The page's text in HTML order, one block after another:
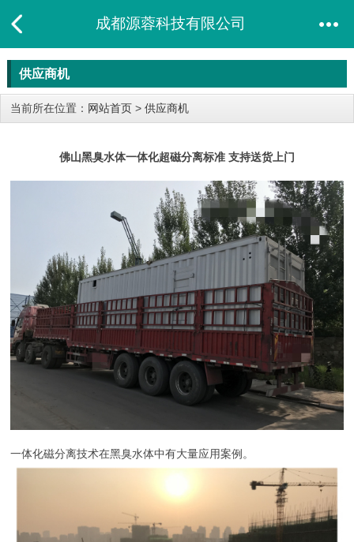
成都源蓉科技有限公司
供应商机
当前所在位置： 网站首页 > 供应商机
佛山黑臭水体一体化超磁分离标准 支持送货上门
一体化磁分离技术在黑臭水体中有大量应用案例。